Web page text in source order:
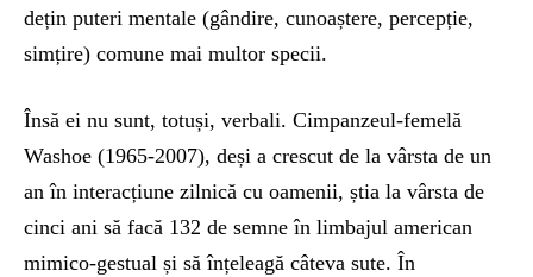
dețin puteri mentale (gândire, cunoaștere, percepție,
simțire) comune mai multor specii.
Însă ei nu sunt, totuși, verbali. Cimpanzeul-femelă
Washoe (1965-2007), deși a crescut de la vârsta de un
an în interacțiune zilnică cu oamenii, știa la vârsta de
cinci ani să facă 132 de semne în limbajul american
mimico-gestual și să înțeleagă câteva sute. În